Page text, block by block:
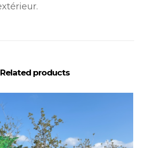
Related products